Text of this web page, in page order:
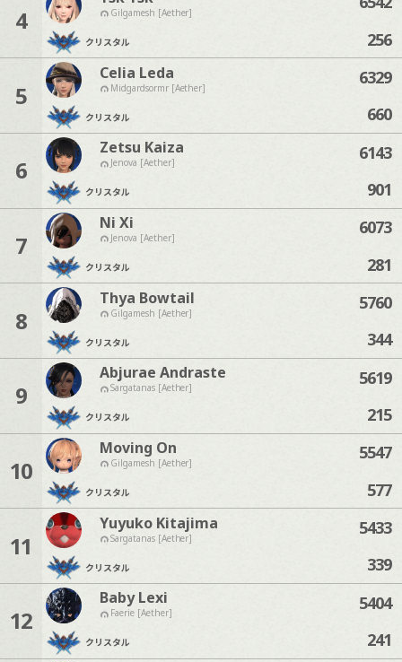
4 Gilgamesh [Aether]
クリスタル
256
5
Celia Leda
Midgardsormr [Aether]
クリスタル
6329
660
6
Zetsu Kaiza
Jenova [Aether]
クリスタル
6143
901
7
Ni Xi
Jenova [Aether]
クリスタル
6073
281
8
Thya Bowtail
Gilgamesh [Aether]
クリスタル
5760
344
9
Abjurae Andraste
Sargatanas [Aether]
クリスタル
5619
215
10
Moving On
Gilgamesh [Aether]
クリスタル
5547
577
11
Yuyuko Kitajima
Sargatanas [Aether]
クリスタル
5433
339
12
Baby Lexi
Faerie [Aether]
クリスタル
5404
241